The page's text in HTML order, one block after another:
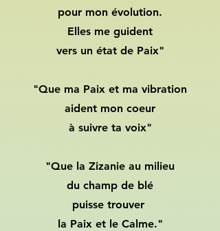
pour mon évolution.
Elles me guident
vers un état de Paix"
"Que ma Paix et ma vibration
aident mon coeur
à suivre ta voix"
"Que la Zizanie au milieu
du champ de blé
puisse trouver
la Paix et le Calme."